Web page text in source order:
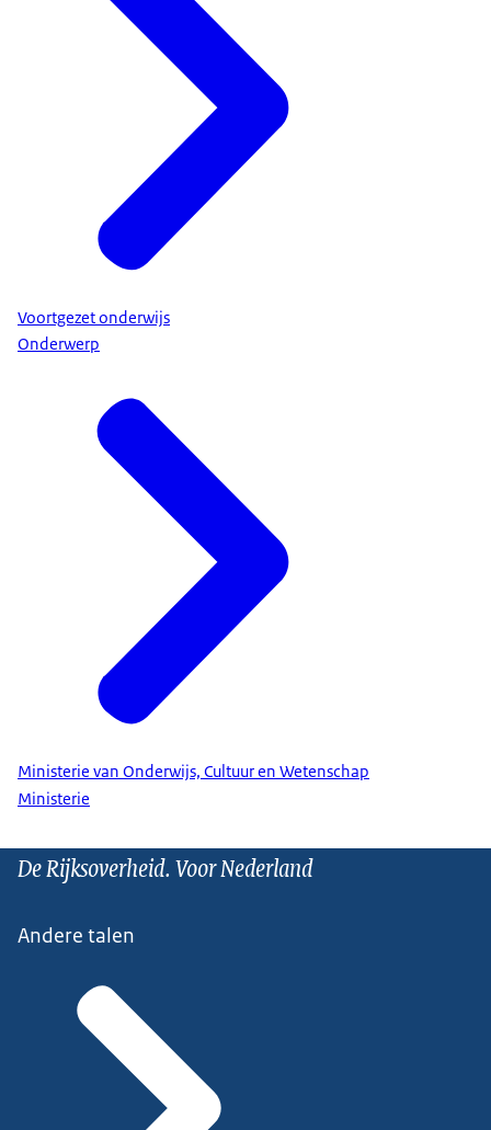
Voortgezet onderwijs
Onderwerp
Ministerie van Onderwijs, Cultuur en Wetenschap
Ministerie
De Rijksoverheid. Voor Nederland
Andere talen